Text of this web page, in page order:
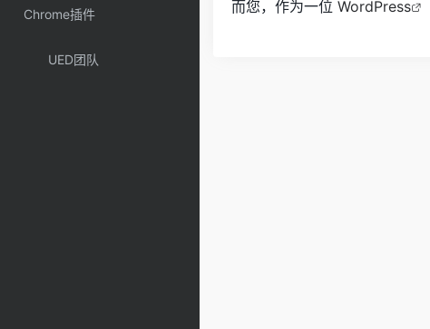
Chrome插件
UED团队
而您，作为一位 WordPress